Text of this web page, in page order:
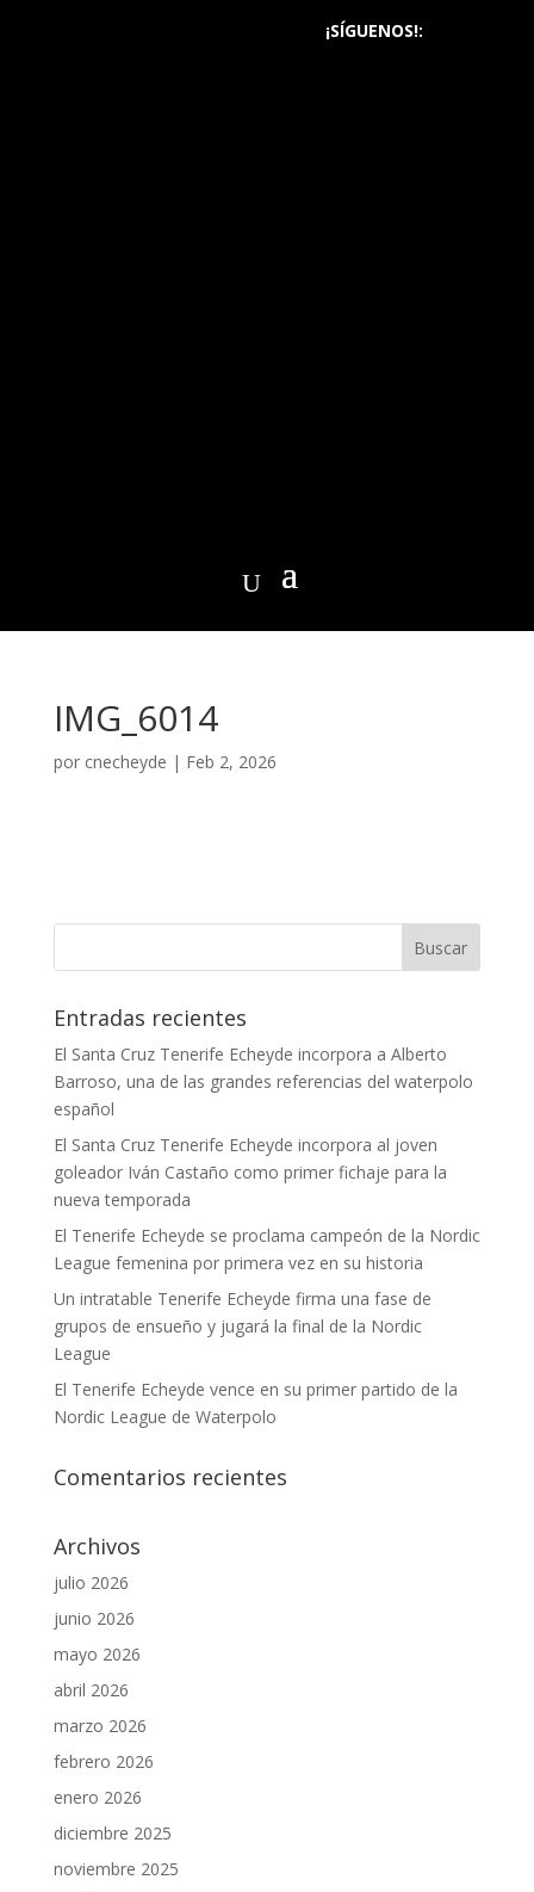
¡SÍGUENOS!:
IMG_6014
por cnecheyde | Feb 2, 2026
Entradas recientes
El Santa Cruz Tenerife Echeyde incorpora a Alberto
Barroso, una de las grandes referencias del waterpolo
español
El Santa Cruz Tenerife Echeyde incorpora al joven
goleador Iván Castaño como primer fichaje para la
nueva temporada
El Tenerife Echeyde se proclama campeón de la Nordic
League femenina por primera vez en su historia
Un intratable Tenerife Echeyde firma una fase de
grupos de ensueño y jugará la final de la Nordic
League
El Tenerife Echeyde vence en su primer partido de la
Nordic League de Waterpolo
Comentarios recientes
Archivos
julio 2026
junio 2026
mayo 2026
abril 2026
marzo 2026
febrero 2026
enero 2026
diciembre 2025
noviembre 2025